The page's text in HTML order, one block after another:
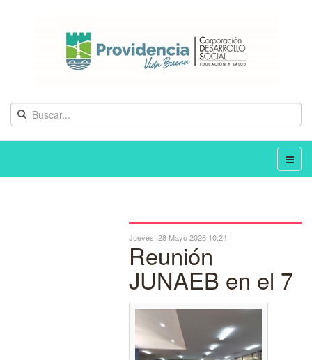
Jueves, 28 Mayo 2026 10:24
Reunión
JUNAEB en el 7